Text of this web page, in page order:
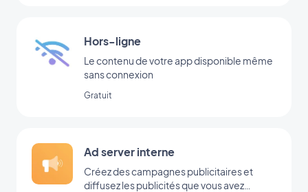
Hors-ligne
Le contenu de votre app disponible même
sans connexion
Gratuit
Ad server interne
Créez des campagnes publicitaires et
diffusez les publicités que vous avez